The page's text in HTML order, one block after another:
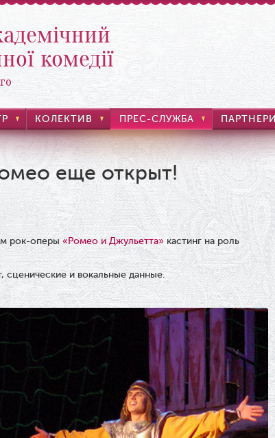
комедії
КОЛЕКТИВ ПРЕС-СЛУЖБА ПАРТНЕРИ
еще открыт!
рок-оперы «Ромео и Джульетта» кастинг на роль
сценические и вокальные данные.